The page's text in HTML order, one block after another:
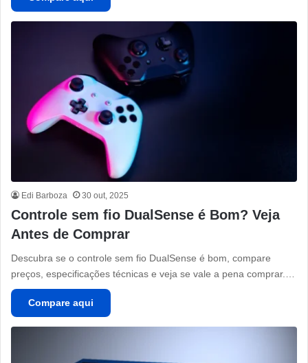
Edi Barboza 30 out, 2025
Controle sem fio DualSense é Bom? Veja
Antes de Comprar
Descubra se o controle sem fio DualSense é bom, compare
preços, especificações técnicas e veja se vale a pena comprar.…
Compare aqui